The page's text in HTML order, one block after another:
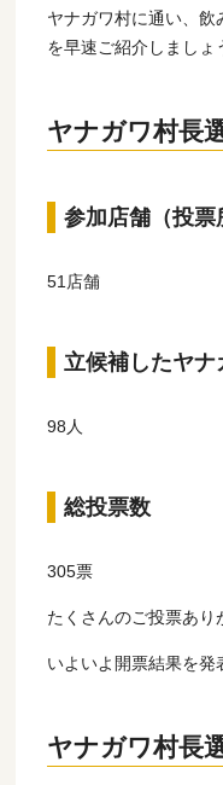
ヤナガワ村に通い、飲
を早速ご紹介しましょ
ヤナガワ村長
参加店舗（投票
51店舗
立候補したヤナ
98人
総投票数
305票
たくさんのご投票あり
いよいよ開票結果を発
ヤナガワ村長